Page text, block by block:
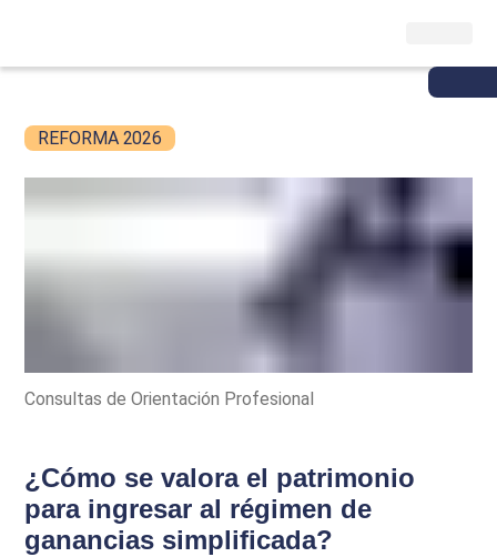
REFORMA 2026
Consultas de Orientación Profesional
¿Cómo se valora el patrimonio
para ingresar al régimen de
ganancias simplificada?